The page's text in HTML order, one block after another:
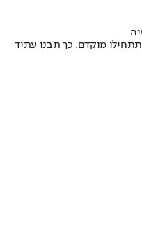
מוקדם. כך תבנו עתיד